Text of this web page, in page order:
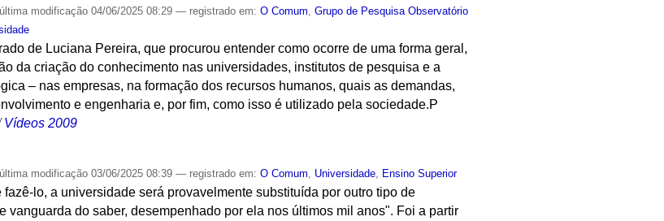
última modificação 04/06/2025 08:29— registrado em:O Comum ,Grupo de Pesquisa Observatório
de Luciana Pereira, que procurou entender como ocorre de uma forma geral,
da criação do conhecimento nas universidades, institutos de pesquisa e a
– nas empresas, na formação dos recursos humanos, quais as demandas,
e engenharia e, por fim, como isso é utilizado pela sociedade.P
Vídeos 2009
última modificação 03/06/2025 08:39— registrado em:O Comum Universidade Ensino Superior
lo, a universidade será provavelmente substituída por outro tipo de
vanguarda do saber, desempenhado por ela nos últimos mil anos". Foi a partir